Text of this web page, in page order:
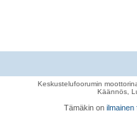
Keskustelufoorumin
Käännös,
Tämäkin on ilmainen